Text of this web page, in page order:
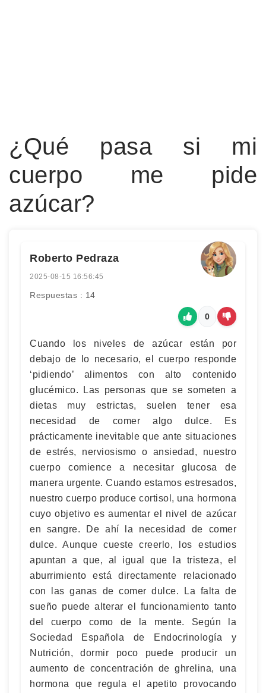
¿Qué pasa si mi
cuerpo me pide
azúcar?
Roberto Pedraza
2025-08-15 16:56:45
Respuestas : 14
0
Cuando los niveles de azúcar están por
debajo de lo necesario, el cuerpo responde
‘pidiendo’ alimentos con alto contenido
glucémico. Las personas que se someten a
dietas muy estrictas, suelen tener esa
necesidad de comer algo dulce. Es
prácticamente inevitable que ante situaciones
de estrés, nerviosismo o ansiedad, nuestro
cuerpo comience a necesitar glucosa de
manera urgente. Cuando estamos estresados,
nuestro cuerpo produce cortisol, una hormona
cuyo objetivo es aumentar el nivel de azúcar
en sangre. De ahí la necesidad de comer
dulce. Aunque cueste creerlo, los estudios
apuntan a que, al igual que la tristeza, el
aburrimiento está directamente relacionado
con las ganas de comer dulce. La falta de
sueño puede alterar el funcionamiento tanto
del cuerpo como de la mente. Según la
Sociedad Española de Endocrinología y
Nutrición, dormir poco puede producir un
aumento de concentración de ghrelina, una
hormona que regula el apetito provocando